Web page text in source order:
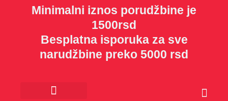
Minimalni iznos porudžbine je
1500rsd
Besplatna isporuka za sve
narudžbine preko 5000 rsd
Cart